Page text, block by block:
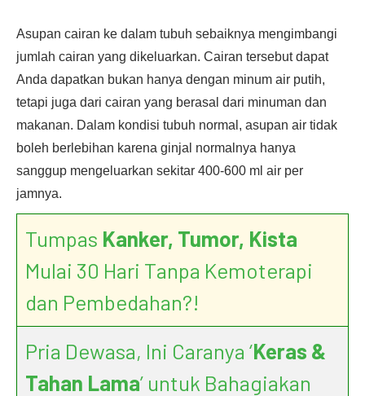
Asupan cairan ke dalam tubuh sebaiknya mengimbangi
jumlah cairan yang dikeluarkan. Cairan tersebut dapat
Anda dapatkan bukan hanya dengan minum air putih,
tetapi juga dari cairan yang berasal dari minuman dan
makanan. Dalam kondisi tubuh normal, asupan air tidak
boleh berlebihan karena ginjal normalnya hanya
sanggup mengeluarkan sekitar 400-600 ml air per
jamnya.
Tumpas Kanker, Tumor, Kista
Mulai 30 Hari Tanpa Kemoterapi
dan Pembedahan?!
Pria Dewasa, Ini Caranya ‘Keras &
Tahan Lama’ untuk Bahagiakan